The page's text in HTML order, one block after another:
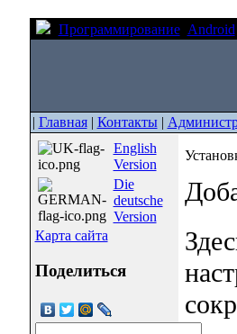
Программирование Android
| Главная| Контакты|
English
Version
Die
deutsche
Version
Карта сайта
Поделиться